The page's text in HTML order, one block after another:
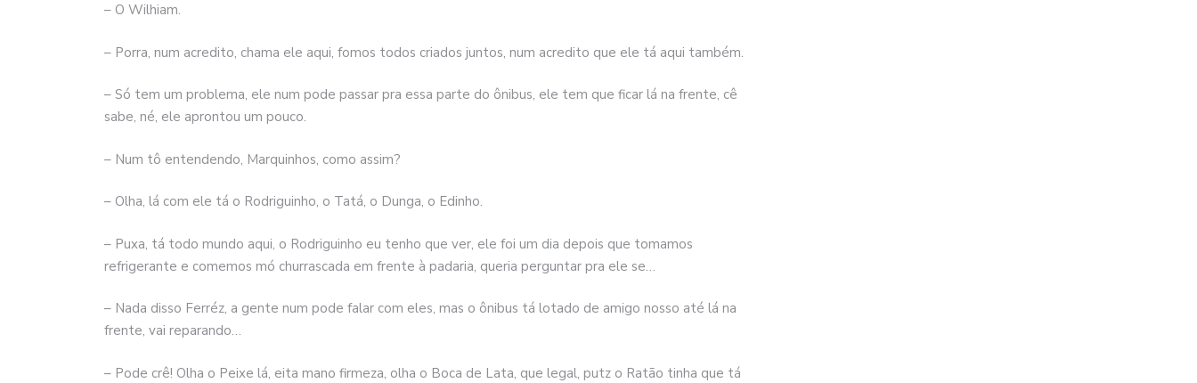
– O Wilhiam.
– Porra, num acredito, chama ele aqui, fomos todos criados juntos, num acredito que ele tá aqui também.
– Só tem um problema, ele num pode passar pra essa parte do ônibus, ele tem que ficar lá na frente, cê
sabe, né, ele aprontou um pouco.
– Num tô entendendo, Marquinhos, como assim?
– Olha, lá com ele tá o Rodriguinho, o Tatá, o Dunga, o Edinho.
– Puxa, tá todo mundo aqui, o Rodriguinho eu tenho que ver, ele foi um dia depois que tomamos
refrigerante e comemos mó churrascada em frente à padaria, queria perguntar pra ele se…
– Nada disso Ferréz, a gente num pode falar com eles, mas o ônibus tá lotado de amigo nosso até lá na
frente, vai reparando…
– Pode crê! Olha o Peixe lá, eita mano firmeza, olha o Boca de Lata, que legal, putz o Ratão tinha que tá